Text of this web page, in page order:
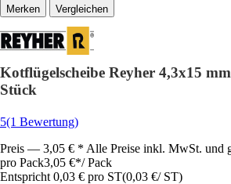
Vergleichen
Kotflügelscheibe Reyher 4,3x15
Stück
5(1 Bewertung)
Preis — 3,05 € * Alle Preise inkl. MwSt. und
pro Pack3,05 €*/ Pack
Entspricht 0,03 € pro ST(0,03 €/ ST)